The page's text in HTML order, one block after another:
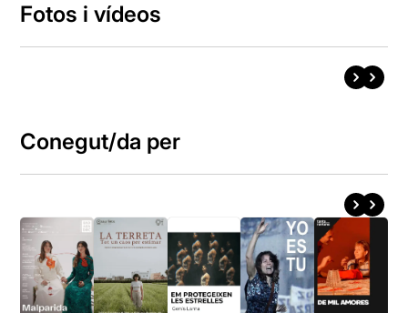
Fotos i vídeos
Conegut/da per